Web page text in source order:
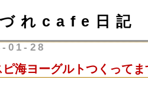
れcafe日記
01-28
ピ海ヨーグルトつくってま